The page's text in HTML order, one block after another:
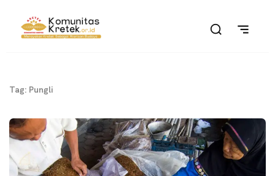
Tag: Pungli